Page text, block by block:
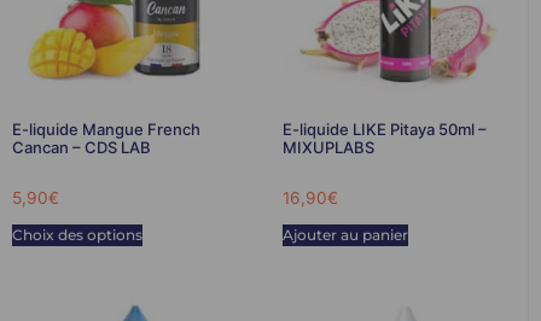
E-liquide Mangue French
Cancan – CDS LAB
5,90€
Choix des options
E-liquide LIKE Pitaya 50ml –
MIXUPLABS
16,90€
Ajouter au panier